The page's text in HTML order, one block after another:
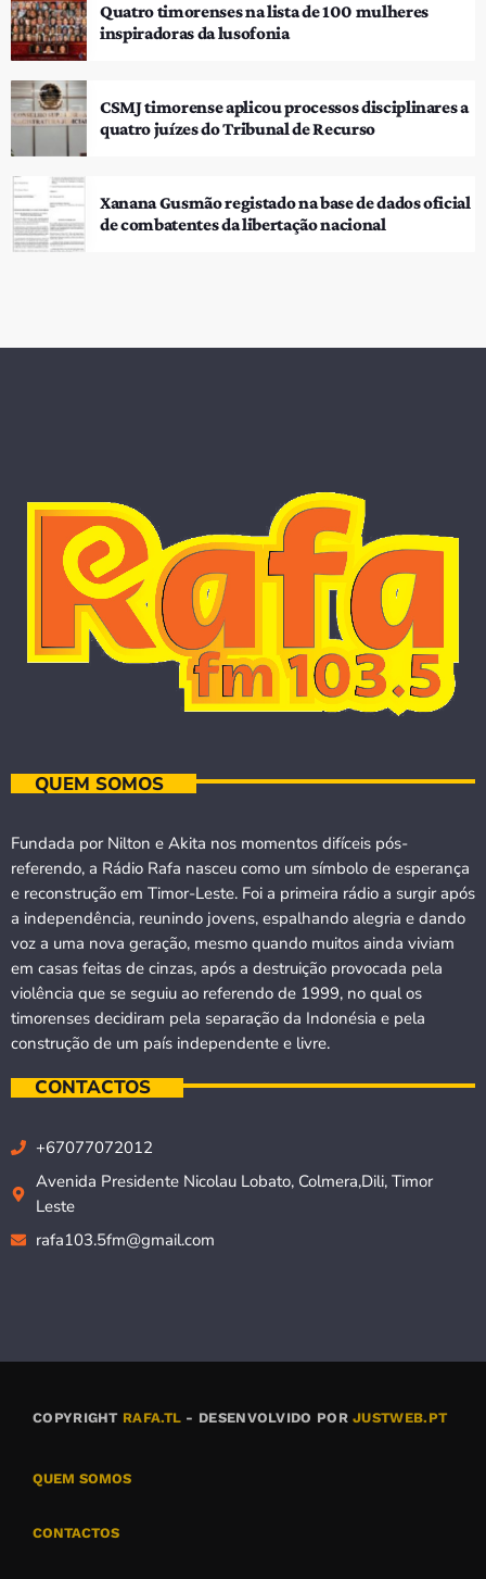
Quatro timorenses na lista de 100 mulheres
inspiradoras da lusofonia
CSMJ timorense aplicou processos disciplinares a
quatro juízes do Tribunal de Recurso
Xanana Gusmão registado na base de dados oficial
de combatentes da libertação nacional
QUEM SOMOS
Fundada por Nilton e Akita nos momentos difíceis pós-
referendo, a Rádio Rafa nasceu como um símbolo de esperança
e reconstrução em Timor-Leste. Foi a primeira rádio a surgir após
a independência, reunindo jovens, espalhando alegria e dando
voz a uma nova geração, mesmo quando muitos ainda viviam
em casas feitas de cinzas, após a destruição provocada pela
violência que se seguiu ao referendo de 1999, no qual os
timorenses decidiram pela separação da Indonésia e pela
construção de um país independente e livre.
CONTACTOS
+67077072012
Avenida Presidente Nicolau Lobato, Colmera,Dili, Timor
Leste
rafa103.5fm@gmail.com
COPYRIGHT RAFA.TL - DESENVOLVIDO PORJUSTWEB.PT
QUEM SOMOS
CONTACTOS